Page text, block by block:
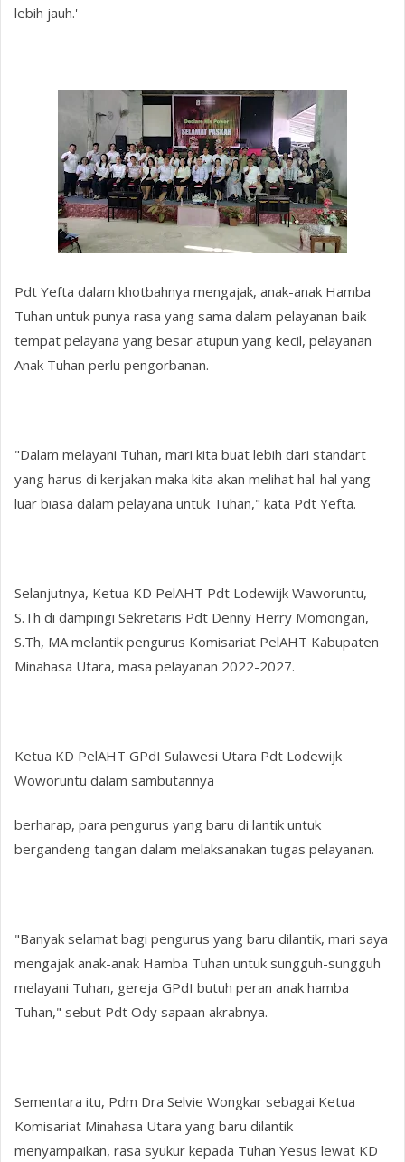
lebih jauh.'
Pdt Yefta dalam khotbahnya mengajak, anak-anak Hamba
Tuhan untuk punya rasa yang sama dalam pelayanan baik
tempat pelayana yang besar atupun yang kecil, pelayanan
Anak Tuhan perlu pengorbanan.
"Dalam melayani Tuhan, mari kita buat lebih dari standart
yang harus di kerjakan maka kita akan melihat hal-hal yang
luar biasa dalam pelayana untuk Tuhan," kata Pdt Yefta.
Selanjutnya, Ketua KD PelAHT Pdt Lodewijk Waworuntu,
S.Th di dampingi Sekretaris Pdt Denny Herry Momongan,
S.Th, MA melantik pengurus Komisariat PelAHT Kabupaten
Minahasa Utara, masa pelayanan 2022-2027.
Ketua KD PelAHT GPdI Sulawesi Utara Pdt Lodewijk
Woworuntu dalam sambutannya
berharap, para pengurus yang baru di lantik untuk
bergandeng tangan dalam melaksanakan tugas pelayanan.
"Banyak selamat bagi pengurus yang baru dilantik, mari saya
mengajak anak-anak Hamba Tuhan untuk sungguh-sungguh
melayani Tuhan, gereja GPdI butuh peran anak hamba
Tuhan," sebut Pdt Ody sapaan akrabnya.
Sementara itu, Pdm Dra Selvie Wongkar sebagai Ketua
Komisariat Minahasa Utara yang baru dilantik
menyampaikan, rasa syukur kepada Tuhan Yesus lewat KD